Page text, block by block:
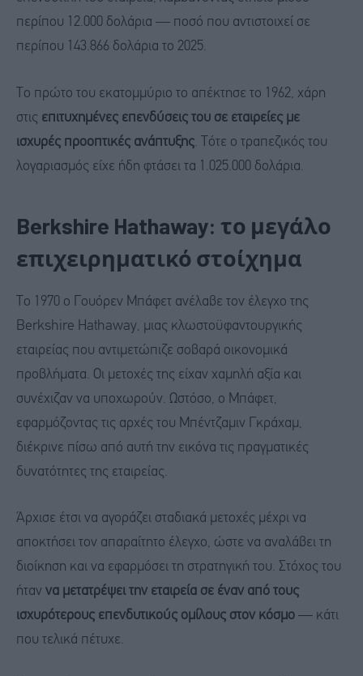
περίπου 12.000 δολάρια — ποσό που αντιστοιχεί σε
περίπου 143.866 δολάρια το 2025.
Το πρώτο του εκατομμύριο το απέκτησε το 1962, χάρη
στις επιτυχημένες επενδύσεις του σε εταιρείες με
ισχυρές προοπτικές ανάπτυξης. Τότε ο τραπεζικός του
λογαριασμός είχε ήδη φτάσει τα 1.025.000 δολάρια.
Berkshire Hathaway: το μεγάλο
επιχειρηματικό στοίχημα
Το 1970 ο Γουόρεν Μπάφετ ανέλαβε τον έλεγχο της
Berkshire Hathaway, μιας κλωστοϋφαντουργικής
εταιρείας που αντιμετώπιζε σοβαρά οικονομικά
προβλήματα. Οι μετοχές της είχαν χαμηλή αξία και
συνέχιζαν να υποχωρούν. Ωστόσο, ο Μπάφετ,
εφαρμόζοντας τις αρχές του Μπέντζαμιν Γκράχαμ,
διέκρινε πίσω από αυτή την εικόνα τις πραγματικές
δυνατότητες της εταιρείας.
Άρχισε έτσι να αγοράζει σταδιακά μετοχές μέχρι να
αποκτήσει τον απαραίτητο έλεγχο, ώστε να αναλάβει τη
διοίκηση και να εφαρμόσει τη στρατηγική του. Στόχος του
ήταν να μετατρέψει την εταιρεία σε έναν από τους
ισχυρότερους επενδυτικούς ομίλους στον κόσμο — κάτι
που τελικά πέτυχε.